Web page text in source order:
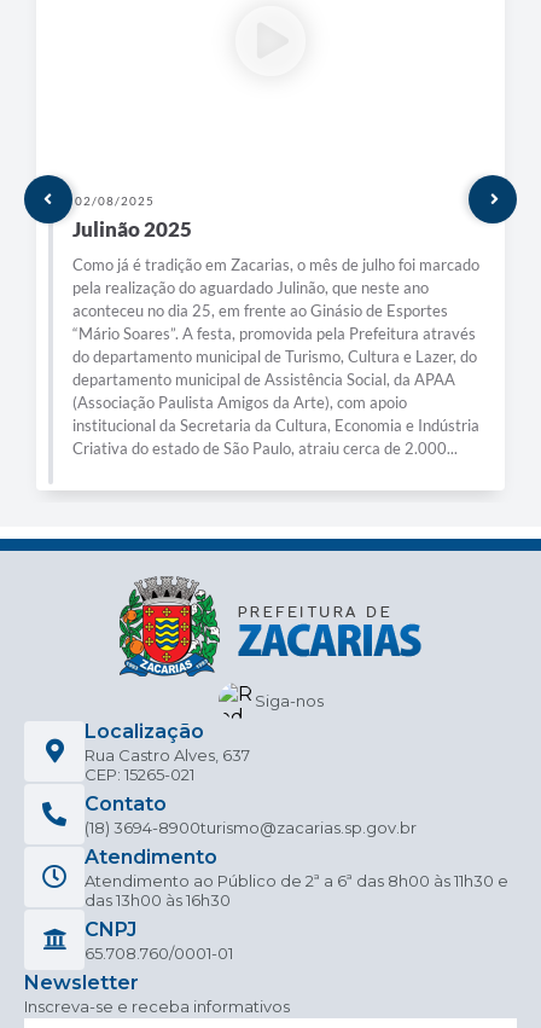
02/08/2025
Julinão 2025
Como já é tradição em Zacarias, o mês de julho foi marcado
pela realização do aguardado Julinão, que neste ano
aconteceu no dia 25, em frente ao Ginásio de Esportes
“Mário Soares”. A festa, promovida pela Prefeitura através
do departamento municipal de Turismo, Cultura e Lazer, do
departamento municipal de Assistência Social, da APAA
(Associação Paulista Amigos da Arte), com apoio
institucional da Secretaria da Cultura, Economia e Indústria
Criativa do estado de São Paulo, atraiu cerca de 2.000...
Siga-nos
Localização
Rua Castro Alves, 637
CEP: 15265-021
Contato
(18) 3694-8900turismo@zacarias.sp.gov.br
Atendimento
Atendimento ao Público de 2ª a 6ª das 8h00 às 11h30 e
das 13h00 às 16h30
CNPJ
65.708.760/0001-01
Newsletter
Inscreva-se e receba informativos